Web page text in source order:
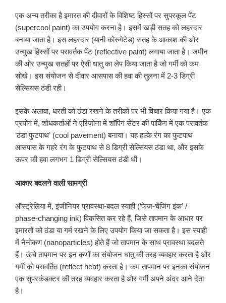
एक अन्य तरीका है इमारत की दीवारों के विशिष्ट हिस्सों पर सुपरकूल पेंट
(supercool paint) का उपयोग करना है। इसमें खड़ी सतह को लहरदार
बनाया जाता है। इस लहरदार (यानी कोरुगेटेड) सतह के आकाश की ओर
उन्मुख हिस्सों पर परावर्तक पेंट (reflective paint) लगाया जाता है। जमीन
की ओर उन्मुख सतहों पर ऐसी धातु का लेप किया जाता है जो गर्मी को कम
सोखे। इस संयोजन से दीवार आसपास की हवा की तुलना में 2-3 डिग्री
सेल्सियस ठंडी रही।
इसके अलावा, धरती को ठंडा रखने के तरीकों पर भी विचार किया गया है। एक
प्रयोग में, शोधकर्ताओं ने एरिज़ोना में शॉपिंग सेंटर की पार्किंग में एक परावर्तक
‘ठंडा फुटपाथ’ (cool pavement) बनाया। यह हल्के रंग का फुटपाथ
आसपास के गहरे रंग के फुटपाथ से 8 डिग्री सेल्सियस ठंडा था, और इसके
ऊपर की हवा लगभग 1 डिग्री सेल्सियस ठंडी थी।
आकार बदलने वाली सामग्री
ऑस्ट्रेलिया में, इंजीनियर प्रावस्था-बदल स्याही (‘फेज-चेंजिंग इंक’ /
phase-changing ink) विकसित कर रहे हैं, जिसे तापमान के आधार पर
इमारतों को ठंडा या गर्म रखने के लिए उपयोग किया जा सकता है। इस स्याही
में नैनोकण (nanoparticles) होते हैं जो तापमान के साथ प्रावस्था बदलते
हैं। ऊंचे तापमान पर इन कणों का संयोजन धातु की तरह व्यवहार करता है और
गर्मी को परावर्तित (reflect heat) करता है। कम तापमान पर इनका संयोजन
एक सुपरकंडक्टर की तरह व्यवहार करता है और गर्मी अपने अंदर आने देता
है।